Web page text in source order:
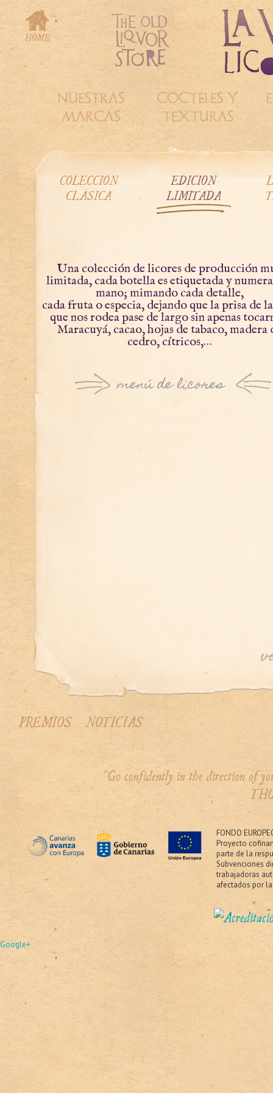
NUESTRAS
MARCAS
COCTELES Y
TEXTURAS
COLECCIÓN
CLÁSICA
EDICIÓN
LIMITADA
Una colección de licores de producción
limitada, cada botella es etiquetada y
mano; mimando cada detalle,
cada fruta o especia, dejando que la prisa de
que nos rodea pase de largo sin apenas
Maracuyá, cacao, hojas de tabaco, madera
cedro, cítricos,…
PREMIOS NOTICIAS
"Go confidently in the direction of
FONDO
Proyecto
parte de la
Subvenciones
trabajadoras
afectados por
Google+